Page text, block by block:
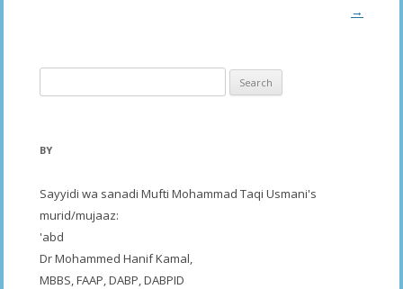
→
for:
BY
Sayyidi wa sanadi Mufti Mohammad Taqi Usmani's
murid/mujaaz:
'abd
Dr Mohammed Hanif Kamal,
MBBS, FAAP, DABP, DABPID